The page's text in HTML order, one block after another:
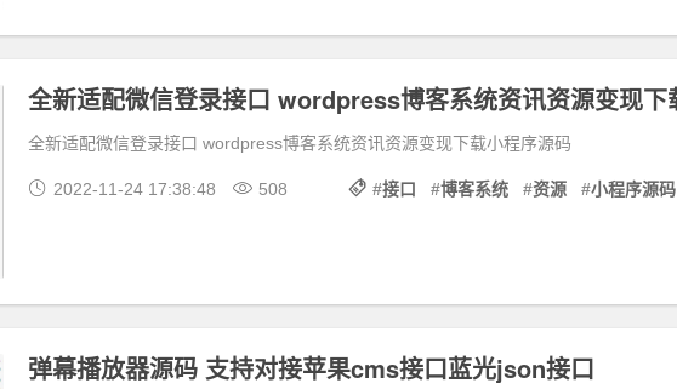
全新适配微信登录接口 wordpress博客系统资讯资源变现下载小程序源码
2022-11-24 17:38:48 508 #接口 #博客系统 #资源 #小程序源码
弹幕播放器源码 支持对接苹果cms接口蓝光json接口